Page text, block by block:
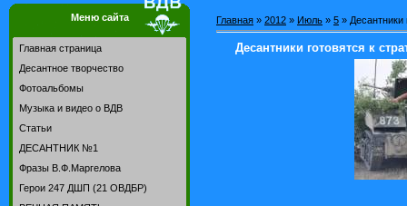
Меню сайта
Главная страница
Десантное творчество
Фотоальбомы
Музыка и видео о ВДВ
Статьи
ДЕСАНТНИК №1
Фразы В.Ф.Маргелова
Герои 247 ДШП (21 ОВДБР)
Главная » 2012 » Июль » 5 » Десантники
Десантники готовятся к